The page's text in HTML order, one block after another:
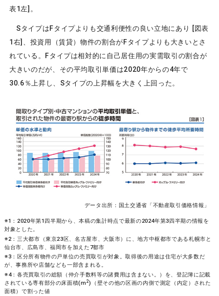
表1左]。
SタイプはFタイプよりも交通利便性の良い立地にあり [図表
1右]、投資用（賃貸）物件の割合がFタイプよりも大きいとさ
れている。Fタイプは相対的に自己居住用の実需取引の割合が
大きいのだが、その平均取引単価は2020年からの4年で
30.6％上昇し、Sタイプの上昇幅を大きく上回った。
データ出所：国土交通省「不動産取引価格情報」
※1：2020年第1四半期から、本稿の集計時点で最新の2024年第3四半期の情報を
対象とした。
※2：三大都市（東京23区、名古屋市、大阪市）に、地方中枢都市である札幌市と
仙台市、広島市、福岡市を加えた7都市
※3：区分所有物件の戸単位の売買取引が対象。取得後の用途は住宅が大多数だ
が、事務所や店舗なども一部含まれる。
※4：各売買取引の総額（仲介手数料等の諸費用は含まない。）を、登記簿に記載
されている専有部分の床面積(m 2)（壁その他の区画の内側で測定（内定）された
面積）で割った値